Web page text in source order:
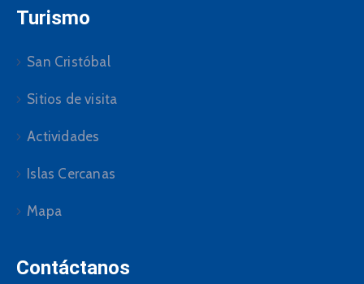
Turismo
San Cristóbal
Sitios de visita
Actividades
Islas Cercanas
Mapa
Contáctanos